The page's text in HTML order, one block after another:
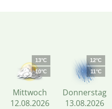
13°C
10°C
Mittwoch
12.08.2026
12°C
11°C
Donnerstag
13.08.2026